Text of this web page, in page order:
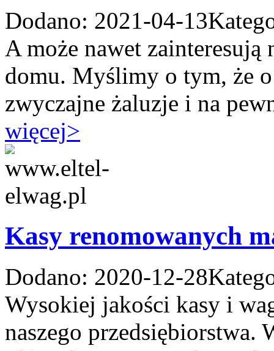
Dodano: 2021-04-13
A może nawet zainteresują
domu. Myślimy o tym, że
zwyczajne żaluzje i na
więcej>
Kasy renomowanych
Dodano: 2020-12-28
Wysokiej jakości kasy i
naszego przedsiębiorstwa.